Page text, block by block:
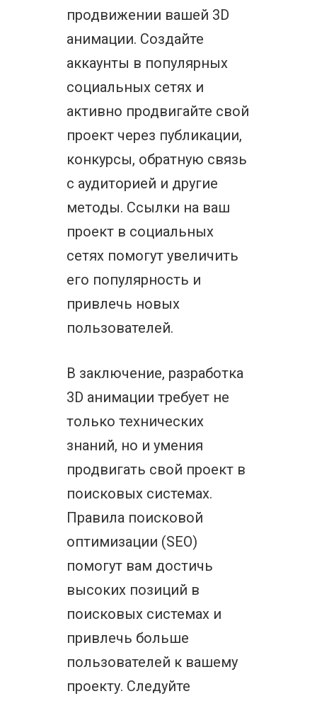
продвижении вашей 3D
анимации. Создайте
аккаунты в популярных
социальных сетях и
активно продвигайте свой
проект через публикации,
конкурсы, обратную связь
с аудиторией и другие
методы. Ссылки на ваш
проект в социальных
сетях помогут увеличить
его популярность и
привлечь новых
пользователей.
В заключение, разработка
3D анимации требует не
только технических
знаний, но и умения
продвигать свой проект в
поисковых системах.
Правила поисковой
оптимизации (SEO)
помогут вам достичь
высоких позиций в
поисковых системах и
привлечь больше
пользователей к вашему
проекту. Следуйте